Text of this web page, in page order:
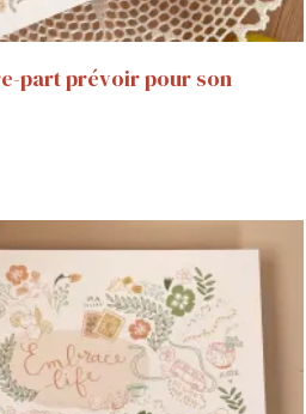
part prévoir pour son